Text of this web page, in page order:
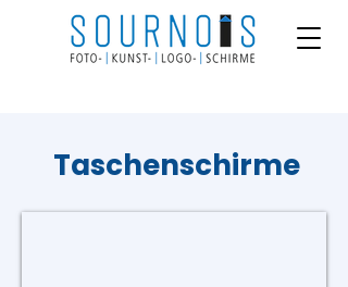
Taschenschirme